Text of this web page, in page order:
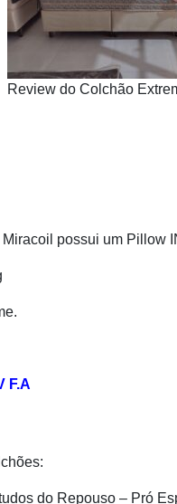
Review do Colchão
possui um Pillow
F.A
do Repouso – Pró